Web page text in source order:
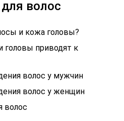
волос
и кожа головы?
головы приводят к
волос у мужчин
волос у женщин
волос